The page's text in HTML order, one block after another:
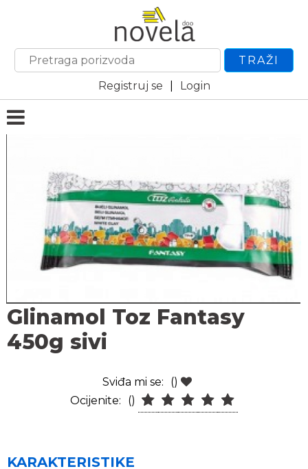
TRAŽI
Registruj se
Login
Glinamol Toz Fantasy
450g sivi
Sviđa mi se:
()
Ocijenite:
()
KARAKTERISTIKE